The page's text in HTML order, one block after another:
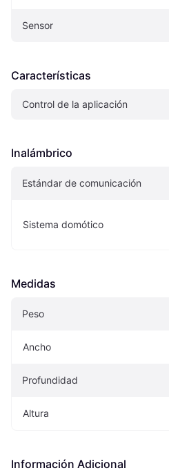
Sensor
Características
Control de la aplicación
Inalámbrico
Estándar de comunicación
Sistema domótico
Medidas
Peso
Ancho
Profundidad
Altura
Información Adicional